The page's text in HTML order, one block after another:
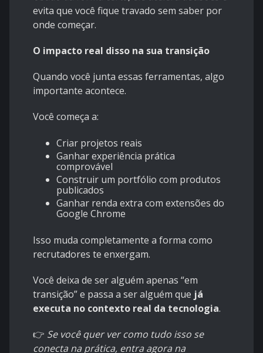
evita que você fique travado sem saber por
onde começar.
O impacto real disso na sua transição
Quando você junta essas ferramentas, algo
importante acontece.
Você começa a:
Criar projetos reais
Ganhar experiência prática
comprovável
Construir um portfólio com produtos
publicados
Ganhar renda extra com extensões do
Google Chrome
Isso muda completamente a forma como
recrutadores te enxergam.
Você deixa de ser alguém apenas “em
transição” e passa a ser alguém que já
executa no contexto real da tecnologia.
👉 Se você quer ver como tudo isso se
conecta na prática, entra agora na